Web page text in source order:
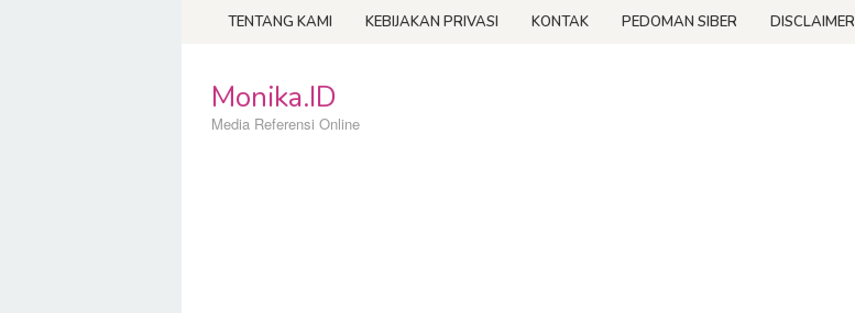
TENTANG KAMI KEBIJAKAN PRIVASI KONTAK PEDOMAN SIBER DISCLAIMER
Monika.ID
Media Referensi Online